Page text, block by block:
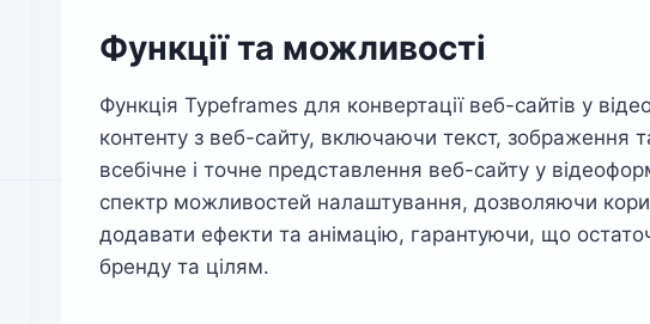
Функції та можливості
Функція Typeframes для конвертації веб-сайтів у
контенту з веб-сайту, включаючи текст, зображення
всебічне і точне представлення веб-сайту у
спектр можливостей налаштування, дозволяючи
додавати ефекти та анімацію, гарантуючи, що
бренду та цілям.